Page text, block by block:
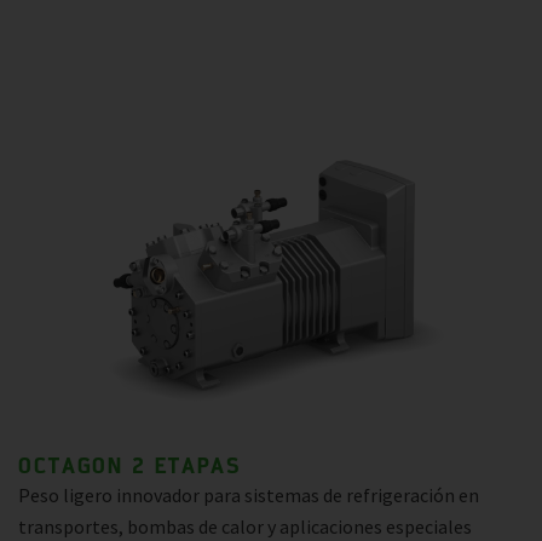
OCTAGON 2 ETAPAS
Peso ligero innovador para sistemas de refrigeración en
transportes, bombas de calor y aplicaciones especiales